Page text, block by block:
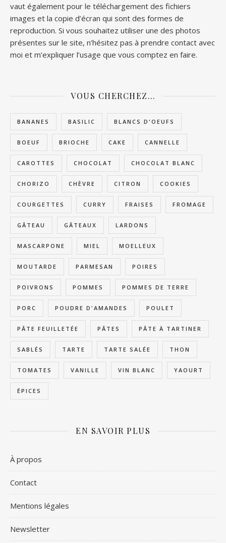
vaut également pour le téléchargement des fichiers
images et la copie d’écran qui sont des formes de
reproduction. Si vous souhaitez utiliser une des photos
présentes sur le site, n’hésitez pas à prendre contact avec
moi et m’expliquer l’usage que vous comptez en faire.
VOUS CHERCHEZ…
BANANES BASILIC BLANCS D'OEUFS
BOEUF BRIOCHE CAKE CANNELLE
CAROTTES CHOCOLAT CHOCOLAT BLANC
CHORIZO CHÈVRE CITRON COOKIES
COURGETTES CURRY FRAISES FROMAGE
GÂTEAU GÂTEAUX LARDONS
MASCARPONE MIEL MOELLEUX
MOUTARDE PARMESAN POIRES
POIVRONS POMMES POMMES DE TERRE
PORC POUDRE D'AMANDES POULET
PÂTE FEUILLETÉE PÂTES PÂTE À TARTINER
SABLÉS TARTE TARTE SALÉE THON
TOMATES VANILLE VIN BLANC YAOURT
ÉPICES
EN SAVOIR PLUS
À propos
Contact
Mentions légales
Newsletter